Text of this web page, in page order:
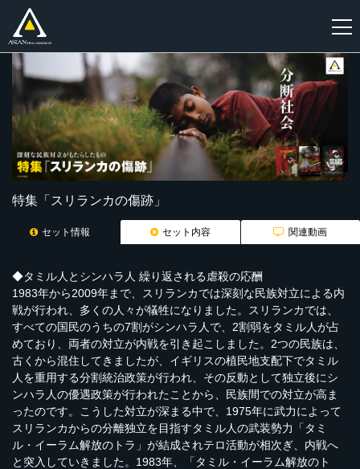
特集「スリランカの傷跡」
セット情報 セット内容 関連動画
◆タミル人とシンハラ人 繰り返される虐殺の応酬
1983年から2009年まで、スリランカでは深刻な民族対立による内
戦が行われ、多くの人々が犠牲になりました。スリランカでは、
すべての国民のうちの7割がシンハラ人で、2割弱をタミル人が占
めており、両者の対立が内戦を引き起こしました。2つの民族は、
古くから混住してきましたが、イギリスの植民地支配下でタミル
人を重用する分割統治政策が行われ、その反動として独立後にシ
ンハラ人の優遇政策が行われたことから、民族間での対立が高ま
ったのです。こうした対立が深まる中で、1975年に武力によって
スリランカからの分離独立を目指すタミル人の武装勢力「タミ
ル・イーラム解放のトラ」が結成されテロ活動が相次ぎ、内戦へ
と突入していきました。1983年、「タミル・イーラム解放のト